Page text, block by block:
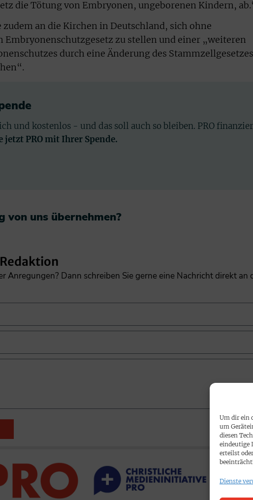
Um dir ein
um
diesen
eindeutige
erteilst
Dienste
die Tötung von Embryonen, ungeborenen Kindern,
an die Kirchen in Deutschland, sich ohne
Embryonenschutzgesetz zu stellen und einer „weiteren
durch eine Änderung des Stammzellgesetzes
und kostenlos - und das soll auch so bleiben. PRO
jetzt PRO mit Ihrer Spende.
von uns übernehmen?​
Anregungen? Dann schreiben Sie gerne eine Nachricht direkt an